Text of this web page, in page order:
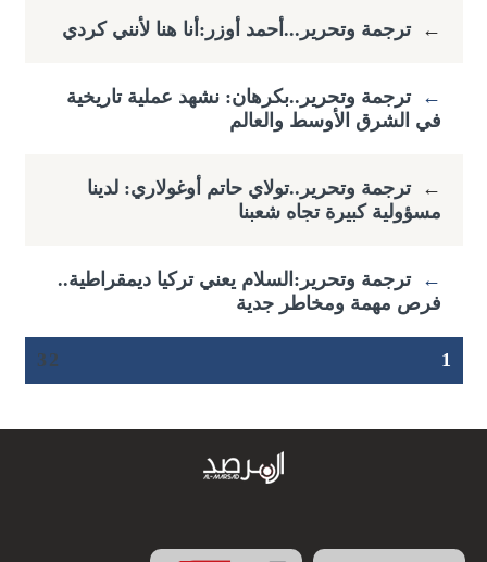
← ترجمة وتحرير...أحمد أوزر:أنا هنا لأنني كردي
← ترجمة وتحرير..بكرهان: نشهد عملية تاريخية
في الشرق الأوسط والعالم
← ترجمة وتحرير..تولاي حاتم أوغولاري: لدينا
مسؤولية كبيرة تجاه شعبنا
← ترجمة وتحرير:السلام يعني تركيا ديمقراطية..
فرص مهمة ومخاطر جدية
1
2
3